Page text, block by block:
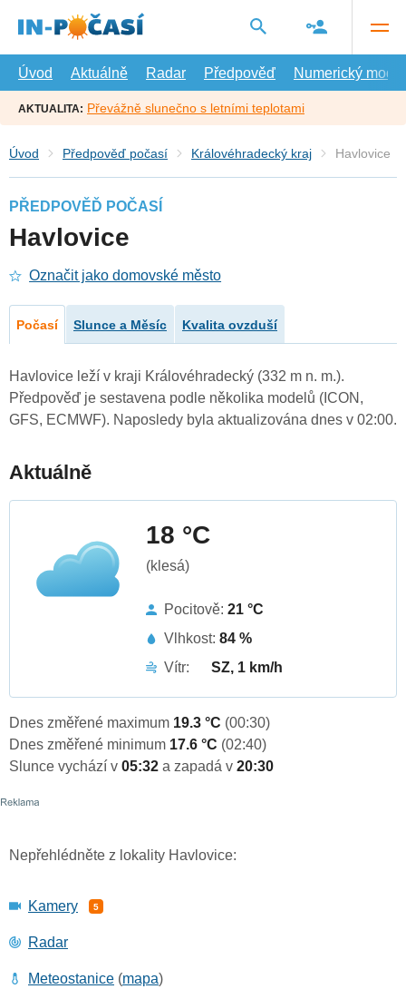
hlavní
Úvod
Aktuálně Radar Předpověď Numerický model
AKTUALITA: Převážně slunečno s letními teplotami
Úvod Předpověď počasí Královéhradecký kraj Havlovice
PŘEDPOVĚĎ POČASÍ
Havlovice
Označit jako domovské město
Počasí Slunce a Měsíc Kvalita ovzduší
Havlovice leží v kraji Královéhradecký (332 m n. m.).
Předpověď je sestavena podle několika modelů (ICON,
GFS, ECMWF). Naposledy byla aktualizována dnes v 02:00.
Aktuálně
18 °C
(klesá)
Pocitově: 21 °C
Vlhkost: 84 %
Vítr:
SZ, 1 km/h
Dnes změřené maximum 19.3 °C (00:30)
Dnes změřené minimum 17.6 °C (02:40)
Slunce vychází v 05:32 a zapadá v 20:30
Nepřehlédněte z lokality Havlovice:
Kamery 5
Radar
Meteostanice (mapa)